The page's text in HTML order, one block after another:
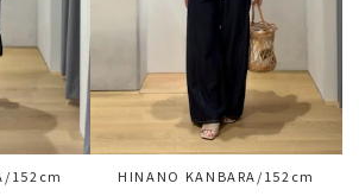
152cm HINANO KANBARA/152cm